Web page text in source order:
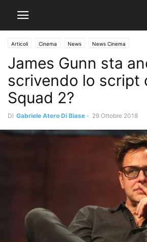
Articoli Cinema News News Cinema
James Gunn sta
scrivendo lo script
Squad 2?
Di Gabriele Atero Di Biase - 29 Ottobre 2018